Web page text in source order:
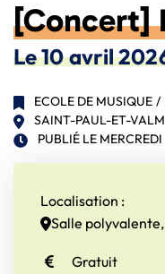
[Concert]
Le10avril
ECOLE DE MUSIQUE /
SAINT-PAUL-ET-
PUBLIÉ LE
INFOS UTILES
Localisation :
Salle
Gratuit